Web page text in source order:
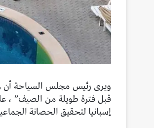
ويرى رئيس مجلس السياحة أن
قبل فترة طويلة من الصيف” ،
إسبانيا لتحقيق الحصانة